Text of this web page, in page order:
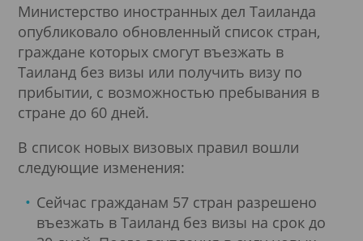
Министерство иностранных дел Таиланда
опубликовало обновленный список стран,
граждане которых смогут въезжать в
Таиланд без визы или получить визу по
прибытии, с возможностью пребывания в
стране до 60 дней.
В список новых визовых правил вошли
следующие изменения:
Сейчас гражданам 57 стран разрешено
въезжать в Таиланд без визы на срок до